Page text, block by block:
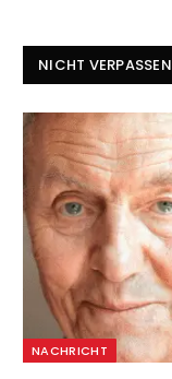
NICHT VERPASSEN
NACHRICHT